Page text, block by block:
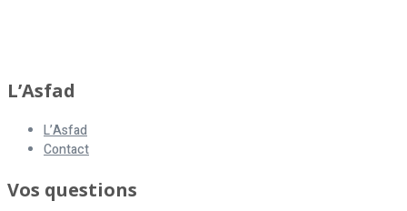
L’Asfad
L’Asfad
Contact
Vos questions